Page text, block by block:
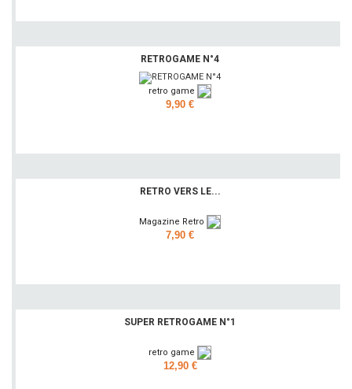
RETROGAME N°4
retro game
9,90 €
RETRO VERS LE...
Magazine Retro
7,90 €
SUPER RETROGAME N°1
retro game
12,90 €